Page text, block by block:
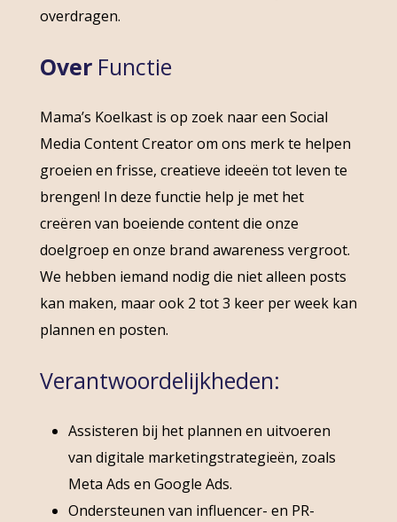
overdragen.
Over Functie
Mama’s Koelkast is op zoek naar een Social
Media Content Creator om ons merk te helpen
groeien en frisse, creatieve ideeën tot leven te
brengen! In deze functie help je met het
creëren van boeiende content die onze
doelgroep en onze brand awareness vergroot.
We hebben iemand nodig die niet alleen posts
kan maken, maar ook 2 tot 3 keer per week kan
plannen en posten.
Verantwoordelijkheden:
Assisteren bij het plannen en uitvoeren
van digitale marketingstrategieën, zoals
Meta Ads en Google Ads.
Ondersteunen van influencer- en PR-